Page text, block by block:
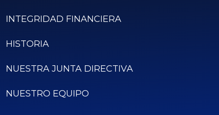
INTEGRIDAD FINANCIERA
HISTORIA
NUESTRA JUNTA DIRECTIVA
NUESTRO EQUIPO